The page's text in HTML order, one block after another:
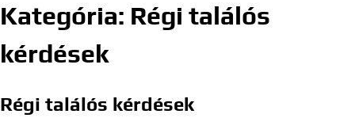
Kategória: Régi találós
kérdések
Régi találós kérdések